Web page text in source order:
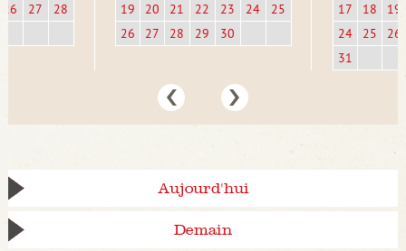
26
27 28
19
20 21 22 23 24
25
26
27 28 29 30
17
18
19
24
25
26
31
Aujourd'hui
Demain